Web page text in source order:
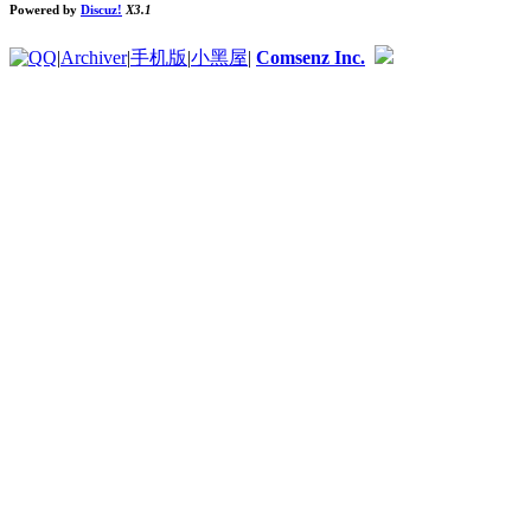
Powered by Discuz! X3.1
Archiver|手机版 小黑屋 Comsenz Inc.